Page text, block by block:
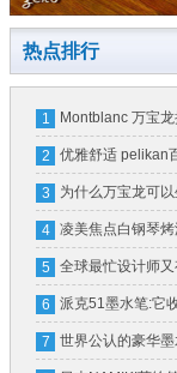
热点排行
1 Montblanc 万宝
笔(图)
2 优雅舒适 pelikan
3 为什么万宝龙可
把交椅上？
4 凌美焦点白钢琴
设计完成
5 全球最忙设计师
次是万宝龙钢笔
6 派克51墨水笔:它
7 世界公认的豪华